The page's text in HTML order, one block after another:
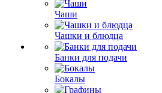
Чаши
Чашки и блюдца
Банки для подачи
Бокалы